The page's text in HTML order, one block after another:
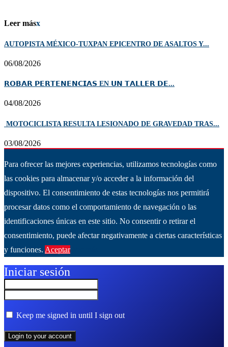
Leer másx
AUTOPISTA MÉXICO-TUXPAN EPICENTRO DE ASALTOS Y...
06/08/2026
𝗥𝗢𝗕𝗔𝗥 𝗣𝗘𝗥𝗧𝗘𝗡𝗘𝗡𝗖𝗜𝗔𝗦 EN 𝗨𝗡 𝗧𝗔𝗟𝗟𝗘𝗥 𝗗𝗘...
04/08/2026
MOTOCICLISTA RESULTA LESIONADO DE GRAVEDAD TRAS...
03/08/2026
Para ofrecer las mejores experiencias, utilizamos tecnologías como
las cookies para almacenar y/o acceder a la información del
dispositivo. El consentimiento de estas tecnologías nos permitirá
procesar datos como el comportamiento de navegación o las
identificaciones únicas en este sitio. No consentir o retirar el
consentimiento, puede afectar negativamente a ciertas características
y funciones. Aceptar
Iniciar sesión
Keep me signed in until I sign out